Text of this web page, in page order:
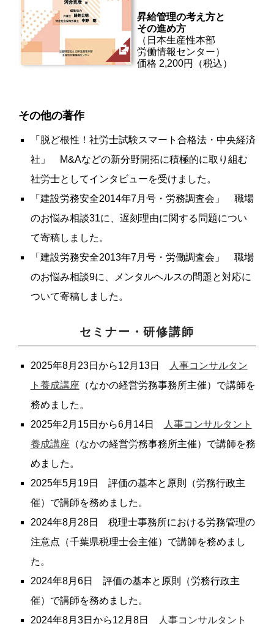
昇給管理の考え方と
その進め方
（日本生産性本部
労働情報センター）
価格 2,200円（税込）
その他の著作
「脱ど根性！社労士試験スマート合格法・中央経済
社」 M&Aなどの新分野開拓に積極的に取り組む
社労士としてインタビューを受けました。
「建設労務安全2014年7月号・労務調査会」 職場
のお悩み相談31に、遅刻理由に関する問題につい
て寄稿しました。
「建設労務安全2013年7月号・労働調査会」 職場
のお悩み相談9に、メンタルヘルスの問題と対応に
ついて寄稿しました。
セミナー・研修講師
2025年8月23日から12月13日
人事コンサルタン
ト養成講座 （なかの経営労務事務所主催）で講師を
務めました。
2025年2月15日から6月14日
人事コンサルタント
養成講座 （なかの経営労務事務所主催）で講師を務
めました。
2025年5月19日 評価の基本と原則（労務行政主
催）で講師を務めました。
2024年8月28日 税理士事務所における労務管理の
注意点（千葉県税理士会主催）で講師を務めまし
た。
2024年8月6日 評価の基本と原則（労務行政主
催）で講師を務めました。
2024年8月3日から12月8日
人事コンサルタント